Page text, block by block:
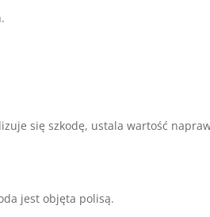
się szkodę, ustala wartość
jest objęta polisą.